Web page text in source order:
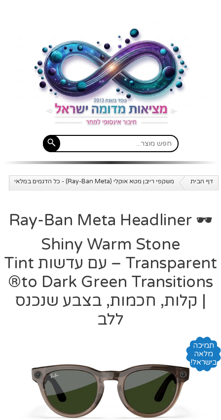
דף הבית משקפי רייבן מטא אוקלי (Ray-Ban Meta) - כל הדגמים במלאי
🕶️ Ray-Ban Meta Headliner
Shiny Warm Stone
Transparent – עם עדשות Tint
to Dark Green Transitions®
| קלות, חכמות, בצבע שנכנס
ללב
תמיכה
מלאה
בישראל!